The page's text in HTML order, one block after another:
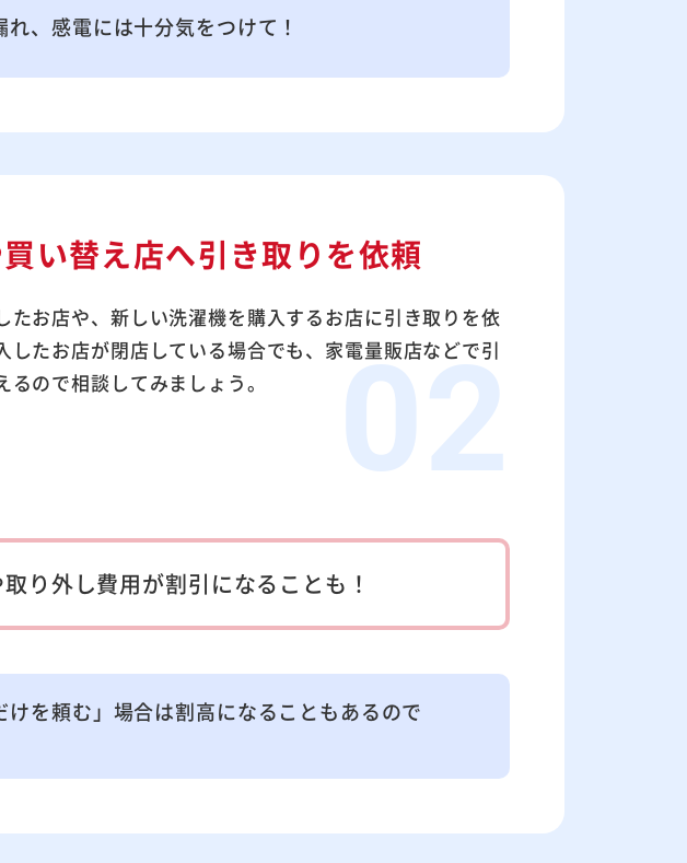
、感電には十分気をつけて！
い替え店へ引き取りを依頼
たお店や、新しい洗濯機を購入するお店に引き取りを依
したお店が閉店している場合でも、家電量販店などで引
るので相談してみましょう。
り外し費用が割引になることも！
けを頼む」場合は割高になることもあるので